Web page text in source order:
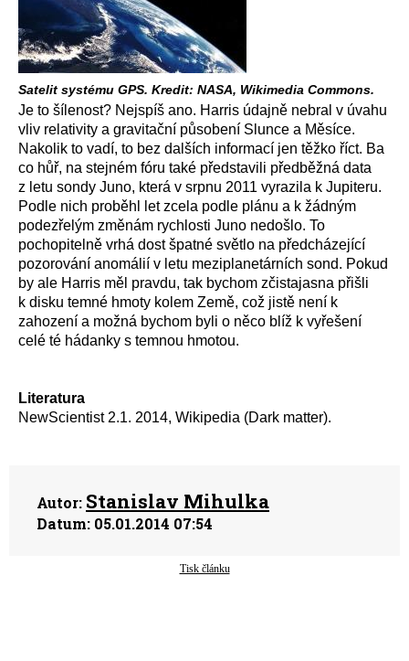
Satelit systému GPS. Kredit: NASA, Wikimedia Commons.
Je to šílenost? Nejspíš ano. Harris údajně nebral v úvahu
vliv relativity a gravitační působení Slunce a Měsíce.
Nakolik to vadí, to bez dalších informací jen těžko říct. Ba
co hůř, na stejném fóru také představili předběžná data
z letu sondy Juno, která v srpnu 2011 vyrazila k Jupiteru.
Podle nich proběhl let zcela podle plánu a k žádným
podezřelým změnám rychlosti Juno nedošlo. To
pochopitelně vrhá dost špatné světlo na předcházející
pozorování anomálií v letu meziplanetárních sond. Pokud
by ale Harris měl pravdu, tak bychom zčistajasna přišli
k disku temné hmoty kolem Země, což jistě není k
zahození a možná bychom byli o něco blíž k vyřešení
celé té hádanky s temnou hmotou.
Literatura
NewScientist 2.1. 2014, Wikipedia (Dark matter).
Autor: Stanislav Mihulka
Datum: 05.01.2014 07:54
Tisk článku